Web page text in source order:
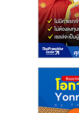
ไชส์
ขาย
แฟ